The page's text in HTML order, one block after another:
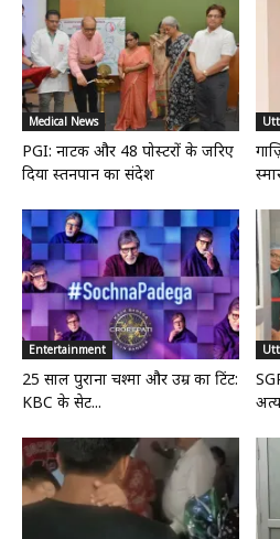
Medical News
PGI: नाटक और 48 पोस्टरों के जरिए
दिया स्तनपान का संदेश
Entertainment
25 साल पुराना चश्मा और उम्र का टिंट:
KBC के सेट...